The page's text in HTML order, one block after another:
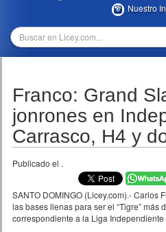
MULTIMEDIA
TEMPORADAS
Nuestro
Franco: Grand
jonrones en
Carrasco, H4 y
Publicado el .
SANTO DOMINGO (Licey.com).- Carlos
las bases llenas para ser el “Tigre”
correspondiente a la Liga Independiente